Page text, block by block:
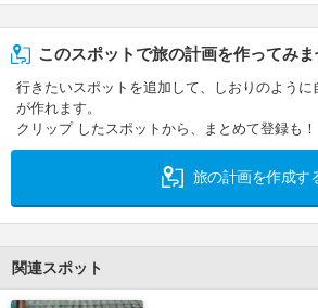
このスポットで旅の計画を作ってみま
行きたいスポットを追加して、しおりのように
が作れます。
クリップ したスポットから、まとめて登録も！
旅の計画を作成す
関連スポット